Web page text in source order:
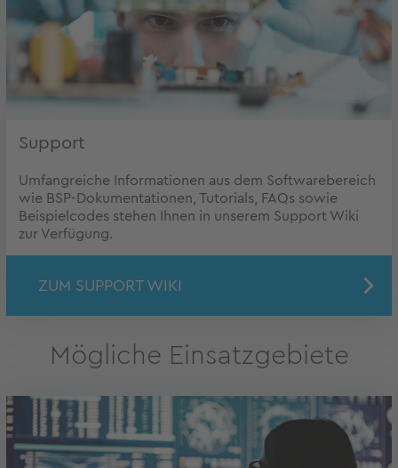
Support
Umfangreiche Informationen aus dem Softwarebereich
wie BSP-Dokumentationen, Tutorials, FAQs sowie
Beispielcodes stehen Ihnen in unserem Support Wiki
zur Verfügung.
ZUM SUPPORT WIKI
Mögliche Einsatzgebiete